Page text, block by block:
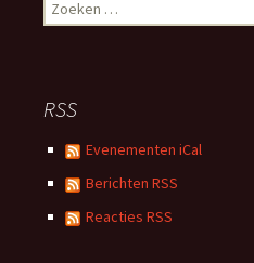
naar:
RSS
Evenementen iCal
Berichten RSS
Reacties RSS